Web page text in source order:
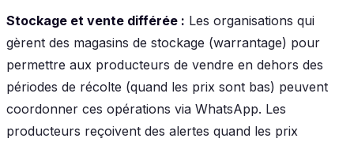
Stockage et vente différée : Les organisations qui
gèrent des magasins de stockage (warrantage) pour
permettre aux producteurs de vendre en dehors des
périodes de récolte (quand les prix sont bas) peuvent
coordonner ces opérations via WhatsApp. Les
producteurs reçoivent des alertes quand les prix